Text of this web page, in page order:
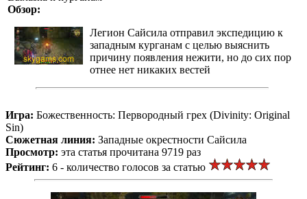
Обзор:
Легион Сайсила отправил экспедицию к
западным курганам с целью выяснить
причину появления нежити, но до сих пор
отнее нет никаких вестей
Игра: Божественность: Первородный грех (Divinity: Original
Sin)
Сюжетная линия: Западные окрестности Сайсила
Просмотр: эта статья прочитана 9719 раз
Рейтинг: 6 - количество голосов за статью